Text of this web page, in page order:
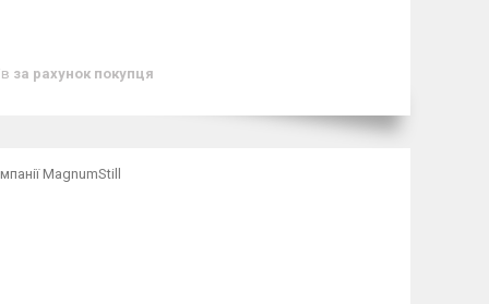
за рахунок покупця
MagnumStill